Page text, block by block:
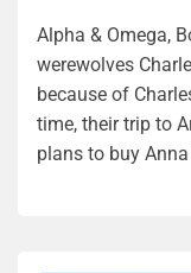
Alpha & Omega,
werewolves
because of
time, their trip to
plans to buy